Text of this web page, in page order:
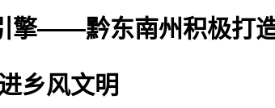
擎——黔东南州积极打
乡风文明